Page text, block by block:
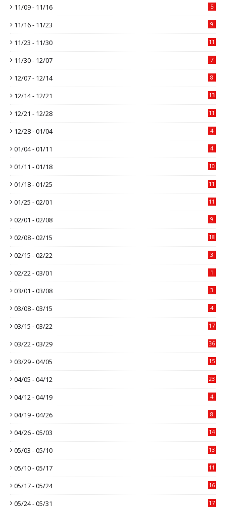
11/09 - 11/16 5
11/16 - 11/23 9
11/23 - 11/30 11
11/30 - 12/07 7
12/07 - 12/14 8
12/14 - 12/21 13
12/21 - 12/28 11
12/28 - 01/04 4
01/04 - 01/11 4
01/11 - 01/18 10
01/18 - 01/25 11
01/25 - 02/01 11
02/01 - 02/08 9
02/08 - 02/15 18
02/15 - 02/22 3
02/22 - 03/01 1
03/01 - 03/08 3
03/08 - 03/15 4
03/15 - 03/22 17
03/22 - 03/29 36
03/29 - 04/05 15
04/05 - 04/12 23
04/12 - 04/19 4
04/19 - 04/26 8
04/26 - 05/03 14
05/03 - 05/10 13
05/10 - 05/17 11
05/17 - 05/24 16
05/24 - 05/31 17